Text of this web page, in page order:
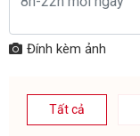
Đính kèm ảnh
Tất cả